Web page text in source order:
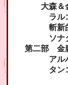
大森＆金
ラルゴと
斬新的二
ソナタニ
第二部 金庸
アルハン
タンゴ、